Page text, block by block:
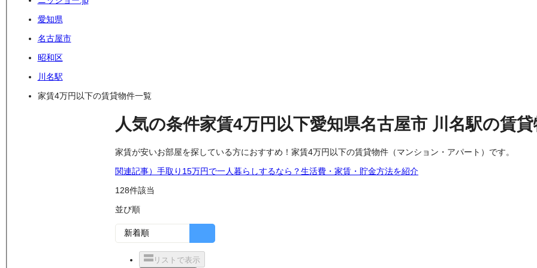
愛知県
名古屋市
昭和区
川名駅
家賃4万円以下の賃貸物件一覧
人気の条件家賃4万円以下愛知県名古屋市 川名駅の賃
家賃が安いお部屋を探している方におすすめ！家賃4万円以下の賃貸物件（マンション・アパート）です。
関連記事）手取り15万円で一人暮らしするなら？生活費・家賃・貯金方法を紹介
128件該当
並び順
リストで表示